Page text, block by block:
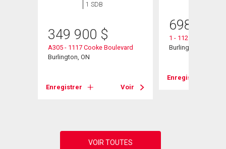
1 SDB
349 900 $
A305 - 1117 Cooke Boulevard
Burlington, ON
Enregistrer Voir
698 000
1 - 1121 Cooke
Burlington, ON
Enregistrer